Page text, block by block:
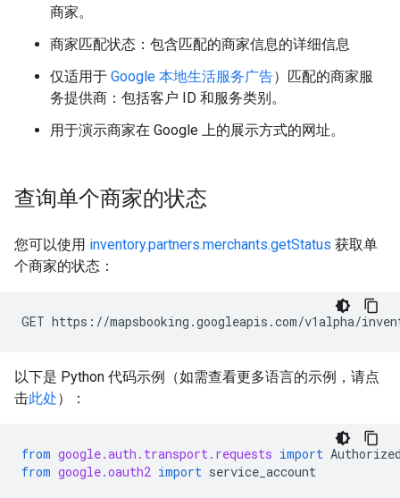
商家。
商家匹配状态：包含匹配的商家信息的详细信息
仅适用于 Google 本地生活服务广告）匹配的商家服
务提供商：包括客户 ID 和服务类别。
用于演示商家在 Google 上的展示方式的网址。
查询单个商家的状态
您可以使用 inventory.partners.merchants.getStatus 获取单
个商家的状态：
GET https://mapsbooking.googleapis.com/v1alpha/
以下是 Python 代码示例（如需查看更多语言的示例，请点
击此处）：
from google.auth.transport.requests import
from google.oauth2 import service_account